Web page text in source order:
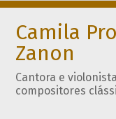
Camila
Zanon
Cantora e
compositores